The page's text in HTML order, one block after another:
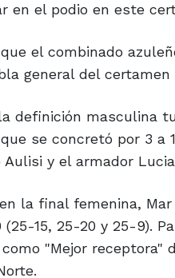
en el podio en este
el combinado
general del
definición masculina
se concretó por 3 a
Aulisi y el armador
la final femenina,
(25-15, 25-20 y 25-9).
"Mejor